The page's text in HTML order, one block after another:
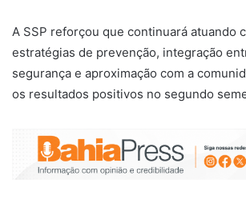
A SSP reforçou que continuará atuando
estratégias de prevenção, integração
segurança e aproximação com a
os resultados positivos no segundo